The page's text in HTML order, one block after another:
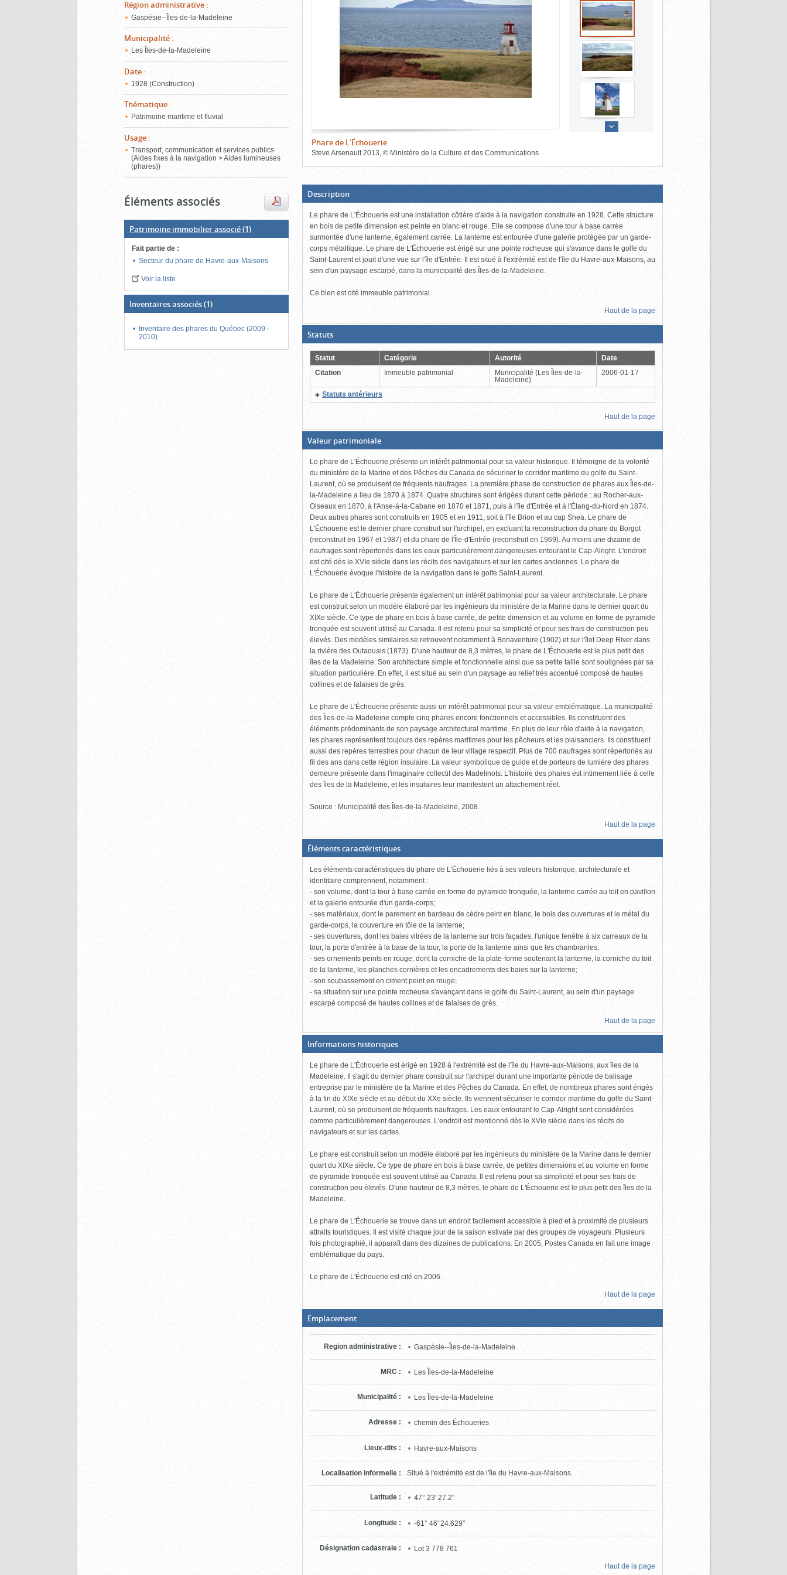
Région administrative :
Gaspésie--Îles-de-la-Madeleine
Municipalité :
Les Îles-de-la-Madeleine
Date :
1928 (Construction)
Thématique :
Patrimoine maritime et fluvial
Usage :
Transport, communication et services publics
(Aides fixes à la navigation > Aides lumineuses
(phares))
Éléments associés
Patrimoine immobilier associé(1)
Fait partie de :
Secteur du phare de Havre-aux-Maisons
Voir la liste
Inventaires associés(1)
Inventaire des phares du Québec (2009 -
2010)
contenu)
le
contenu)
l'onglet
Images
Phare de L'Échouerie
Steve Arsenault 2013, © Ministère de la Culture et des Communications
bloc
d'onglets
Description(Boite
ouverte,
cliquer
pour
fermer)
Le phare de L'Échouerie est une installation côtière d'aide à la navigation construite en 1928. Cette structure
en bois de petite dimension est peinte en blanc et rouge. Elle se compose d'une tour à base carrée
surmontée d'une lanterne, également carrée. La lanterne est entourée d'une galerie protégée par un garde-
corps métallique. Le phare de L'Échouerie est érigé sur une pointe rocheuse qui s'avance dans le golfe du
Saint-Laurent et jouit d'une vue sur l'île d'Entrée. Il est situé à l'extrémité est de l'île du Havre-aux-Maisons, au
sein d'un paysage escarpé, dans la municipalité des Îles-de-la-Madeleine.
Ce bien est cité immeuble patrimonial.
Haut de la page
Statuts(Boite
ouverte,
cliquer
pour
fermer)
Statut Catégorie Autorité
Date
Citation
Immeuble patrimonial Municipalité (Les Îles-de-la-
Madeleine)
2006-01-17
Statuts antérieurs
pour
Haut de la page
Valeur patrimoniale(Boite
fermée,
cliquer
pour
ouvrir)
Le phare de L'Échouerie présente un intérêt patrimonial pour sa valeur historique. Il témoigne de la volonté
du ministère de la Marine et des Pêches du Canada de sécuriser le corridor maritime du golfe du Saint-
Laurent, où se produisent de fréquents naufrages. La première phase de construction de phares aux Îles-de-
la-Madeleine a lieu de 1870 à 1874. Quatre structures sont érigées durant cette période : au Rocher-aux-
Oiseaux en 1870, à l'Anse-à-la-Cabane en 1870 et 1871, puis à l'île d'Entrée et à l'Étang-du-Nord en 1874.
Deux autres phares sont construits en 1905 et en 1911, soit à l'île Brion et au cap Shea. Le phare de
L'Échouerie est le dernier phare construit sur l'archipel, en excluant la reconstruction du phare du Borgot
(reconstruit en 1967 et 1987) et du phare de l'Île-d'Entrée (reconstruit en 1969). Au moins une dizaine de
naufrages sont répertoriés dans les eaux particulièrement dangereuses entourant le Cap-Alright. L'endroit
est cité dès le XVIe siècle dans les récits des navigateurs et sur les cartes anciennes. Le phare de
L'Échouerie évoque l'histoire de la navigation dans le golfe Saint-Laurent.
Le phare de L'Échouerie présente également un intérêt patrimonial pour sa valeur architecturale. Le phare
est construit selon un modèle élaboré par les ingénieurs du ministère de la Marine dans le dernier quart du
XIXe siècle. Ce type de phare en bois à base carrée, de petite dimension et au volume en forme de pyramide
tronquée est souvent utilisé au Canada. Il est retenu pour sa simplicité et pour ses frais de construction peu
élevés. Des modèles similaires se retrouvent notamment à Bonaventure (1902) et sur l'îlot Deep River dans
la rivière des Outaouais (1873). D'une hauteur de 8,3 mètres, le phare de L'Échouerie est le plus petit des
îles de la Madeleine. Son architecture simple et fonctionnelle ainsi que sa petite taille sont soulignées par sa
situation particulière. En effet, il est situé au sein d'un paysage au relief très accentué composé de hautes
collines et de falaises de grès.
Le phare de L'Échouerie présente aussi un intérêt patrimonial pour sa valeur emblématique. La municipalité
des Îles-de-la-Madeleine compte cinq phares encore fonctionnels et accessibles. Ils constituent des
éléments prédominants de son paysage architectural maritime. En plus de leur rôle d'aide à la navigation,
les phares représentent toujours des repères maritimes pour les pêcheurs et les plaisanciers. Ils constituent
aussi des repères terrestres pour chacun de leur village respectif. Plus de 700 naufrages sont répertoriés au
fil des ans dans cette région insulaire. La valeur symbolique de guide et de porteurs de lumière des phares
demeure présente dans l'imaginaire collectif des Madelinots. L'histoire des phares est intimement liée à celle
des îles de la Madeleine, et les insulaires leur manifestent un attachement réel.
Source : Municipalité des Îles-de-la-Madeleine, 2008.
Haut de la page
Éléments caractéristiques(Boite
fermée,
cliquer
pour
ouvrir)
Les éléments caractéristiques du phare de L'Échouerie liés à ses valeurs historique, architecturale et
identitaire comprennent, notamment :
- son volume, dont la tour à base carrée en forme de pyramide tronquée, la lanterne carrée au toit en pavillon
et la galerie entourée d'un garde-corps;
- ses matériaux, dont le parement en bardeau de cèdre peint en blanc, le bois des ouvertures et le métal du
garde-corps, la couverture en tôle de la lanterne;
- ses ouvertures, dont les baies vitrées de la lanterne sur trois façades, l'unique fenêtre à six carreaux de la
tour, la porte d'entrée à la base de la tour, la porte de la lanterne ainsi que les chambranles;
- ses ornements peints en rouge, dont la corniche de la plate-forme soutenant la lanterne, la corniche du toit
de la lanterne, les planches cornières et les encadrements des baies sur la lanterne;
- son soubassement en ciment peint en rouge;
- sa situation sur une pointe rocheuse s'avançant dans le golfe du Saint-Laurent, au sein d'un paysage
escarpé composé de hautes collines et de falaises de grès.
Haut de la page
Informations historiques(Boite
fermée,
cliquer
pour
ouvrir)
Le phare de L'Échouerie est érigé en 1928 à l'extrémité est de l'île du Havre-aux-Maisons, aux îles de la
Madeleine. Il s'agit du dernier phare construit sur l'archipel durant une importante période de balisage
entreprise par le ministère de la Marine et des Pêches du Canada. En effet, de nombreux phares sont érigés
à la fin du XIXe siècle et au début du XXe siècle. Ils viennent sécuriser le corridor maritime du golfe du Saint-
Laurent, où se produisent de fréquents naufrages. Les eaux entourant le Cap-Alright sont considérées
comme particulièrement dangereuses. L'endroit est mentionné dès le XVIe siècle dans les récits de
navigateurs et sur les cartes.
Le phare est construit selon un modèle élaboré par les ingénieurs du ministère de la Marine dans le dernier
quart du XIXe siècle. Ce type de phare en bois à base carrée, de petites dimensions et au volume en forme
de pyramide tronquée est souvent utilisé au Canada. Il est retenu pour sa simplicité et pour ses frais de
construction peu élevés. D'une hauteur de 8,3 mètres, le phare de L'Échouerie est le plus petit des îles de la
Madeleine.
Le phare de L'Échouerie se trouve dans un endroit facilement accessible à pied et à proximité de plusieurs
attraits touristiques. Il est visité chaque jour de la saison estivale par des groupes de voyageurs. Plusieurs
fois photographié, il apparaît dans des dizaines de publications. En 2005, Postes Canada en fait une image
emblématique du pays.
Le phare de L'Échouerie est cité en 2006.
Haut de la page
Emplacement(Boite
fermée,
cliquer
pour
ouvrir)
Region administrative : Gaspésie--Îles-de-la-Madeleine
MRC : Les Îles-de-la-Madeleine
Municipalité : Les Îles-de-la-Madeleine
Adresse : chemin des Échoueries
Lieux-dits : Havre-aux-Maisons
Localisation informelle : Situé à l'extrémité est de l'île du Havre-aux-Maisons.
Latitude : 47° 23' 27.2"
Longitude : -61° 46' 24.629"
Désignation cadastrale : Lot 3 778 761
Haut de la page